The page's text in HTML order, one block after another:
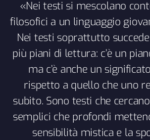
«Nei testi si mescolano
filosofici a un linguaggio
Nei testi soprattutto
più piani di lettura: c’è un
ma c’è anche un
rispetto a quello che uno
subito. Sono testi che
semplici che profondi
sensibilità mistica e la